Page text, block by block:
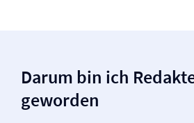
Darum bin ich
geworden